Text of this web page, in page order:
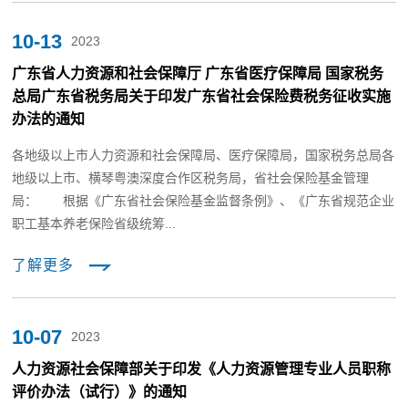
10-13 2023
广东省人力资源和社会保障厅 广东省医疗保障局 国家税务
总局广东省税务局关于印发广东省社会保险费税务征收实施
办法的通知
各地级以上市人力资源和社会保障局、医疗保障局，国家税务总局各
地级以上市、横琴粤澳深度合作区税务局，省社会保险基金管理
局： 根据《广东省社会保险基金监督条例》、《广东省规范企业
职工基本养老保险省级统筹...
了解更多
10-07 2023
人力资源社会保障部关于印发《人力资源管理专业人员职称
评价办法（试行）》的通知